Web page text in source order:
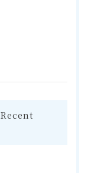
Recent